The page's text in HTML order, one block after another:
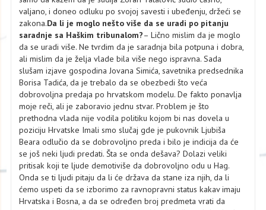
valjano, i doneo odluku po svojoj savesti i ubeđenju, držeći se
zakona.Da li je moglo nešto više da se uradi po pitanju
saradnje sa Haškim tribunalom?– Lično mislim da je moglo
da se uradi više. Ne tvrdim da je saradnja bila potpuna i dobra,
ali mislim da je želja vlade bila više nego ispravna. Sada
slušam izjave gospodina Jovana Simića, savetnika predsednika
Borisa Tadića, da je trebalo da se obezbedi što veća
dobrovoljna predaja po hrvatskom modelu. De fakto ponavlja
moje reči, ali je zaboravio jednu stvar. Problem je što
prethodna vlada nije vodila politiku kojom bi nas dovela u
poziciju Hrvatske Imali smo slučaj gde je pukovnik Ljubiša
Beara odlučio da se dobrovoljno preda i bilo je indicija da će
se još neki ljudi predati. Šta se onda dešava? Dolazi veliki
pritisak koji te ljude demotiviše da dobrovoljno odu u Hag.
Onda se ti ljudi pitaju da li će država da stane iza njih, da li
ćemo uspeti da se izborimo za ravnopravni status kakav imaju
Hrvatska i Bosna, a da se određen broj predmeta vrati da